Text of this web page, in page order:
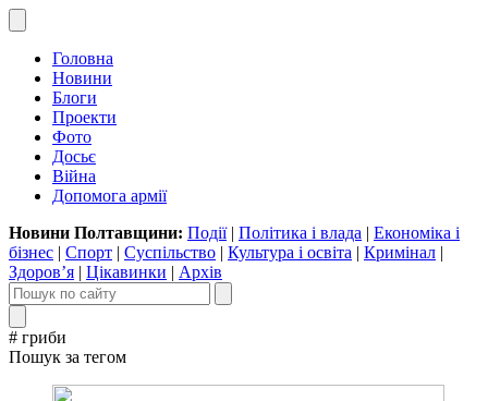
Головна
Новини
Блоги
Проекти
Фото
Досьє
Війна
Допомога армії
Новини Полтавщини: Події| Політика і влада | Економіка і
бізнес | Спорт | Суспільство | Культура і освіта | Кримінал |
Здоров’я | Цікавинки | Архів
# гриби
Пошук за тегом